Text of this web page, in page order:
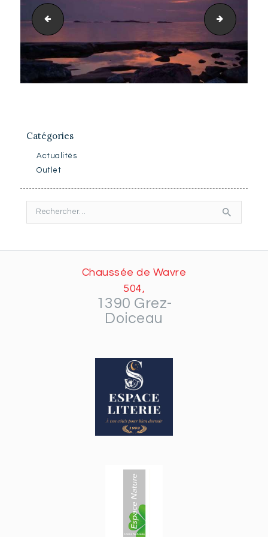
art8.jpg art7.jpg
Catégories
Actualités
Outlet
Rechercher :
Chaussée de Wavre
504,
1390 Grez-
Doiceau